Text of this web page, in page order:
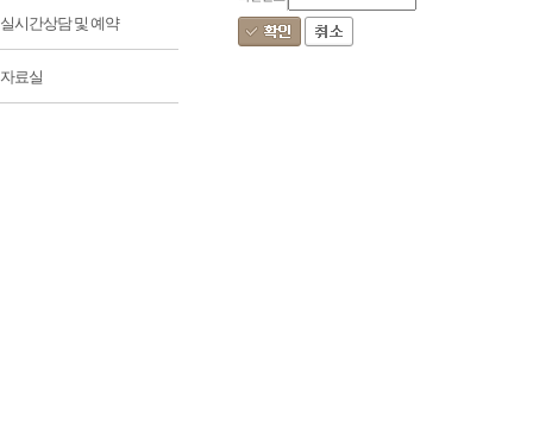
실시간상담 및 예약
자료실